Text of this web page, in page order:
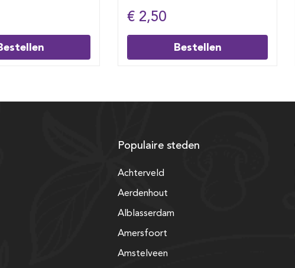
€ 2,50
Bestellen
Populaire steden
Achterveld
Aerdenhout
Alblasserdam
Amersfoort
Amstelveen